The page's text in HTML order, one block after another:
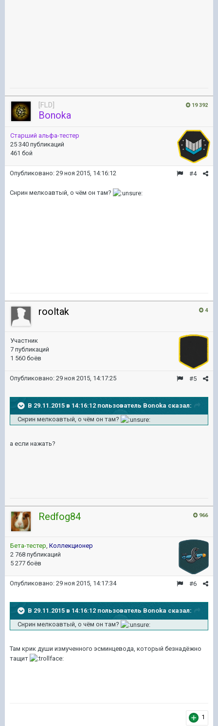
19 392
[FLD]
Bonoka
Старший альфа-тестер
25 340 публикаций
461 бой
#4
Опубликовано: 29 ноя 2015, 14:16:12
Снрин мелкоавтый, о чём он там?
4
rooltak
Участник
7 публикаций
1 560 боёв
#5
Опубликовано: 29 ноя 2015, 14:17:25
В 29.11.2015 в 14:16:12 пользователь Bonoka сказал:
Снрин мелкоавтый, о чём он там?
а если нажать?
966
Redfog84
Бета-тестер, Коллекционер
2 768 публикаций
5 277 боёв
#6
Опубликовано: 29 ноя 2015, 14:17:34
В 29.11.2015 в 14:16:12 пользователь Bonoka сказал:
Снрин мелкоавтый, о чём он там?
Там крик души измученного эсминцевода, который безнадёжно
тащит
1